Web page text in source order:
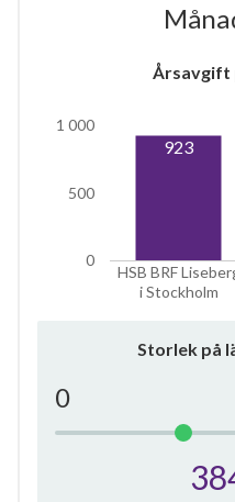
Årsavgift
HSB BRF
i Stockholm
0
500
1 000
923
Storlek på
0